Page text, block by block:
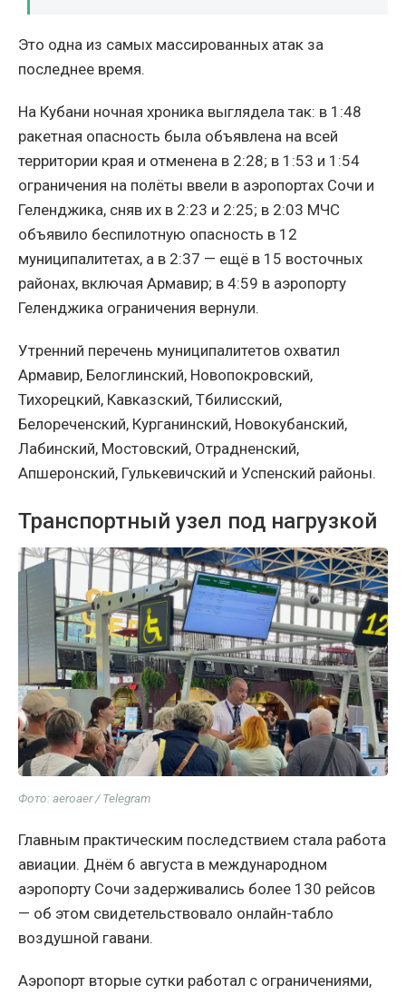
Это одна из самых массированных атак за
последнее время.
На Кубани ночная хроника выглядела так: в 1:48
ракетная опасность была объявлена на всей
территории края и отменена в 2:28; в 1:53 и 1:54
ограничения на полёты ввели в аэропортах Сочи и
Геленджика, сняв их в 2:23 и 2:25; в 2:03 МЧС
объявило беспилотную опасность в 12
муниципалитетах, а в 2:37 — ещё в 15 восточных
районах, включая Армавир; в 4:59 в аэропорту
Геленджика ограничения вернули.
Утренний перечень муниципалитетов охватил
Армавир, Белоглинский, Новопокровский,
Тихорецкий, Кавказский, Тбилисский,
Белореченский, Курганинский, Новокубанский,
Лабинский, Мостовский, Отрадненский,
Апшеронский, Гулькевичский и Успенский районы.
Транспортный узел под нагрузкой
Фото: aeroaer / Telegram
Главным практическим последствием стала работа
авиации. Днём 6 августа в международном
аэропорту Сочи задерживались более 130 рейсов
— об этом свидетельствовало онлайн-табло
воздушной гавани.
Аэропорт вторые сутки работал с ограничениями,